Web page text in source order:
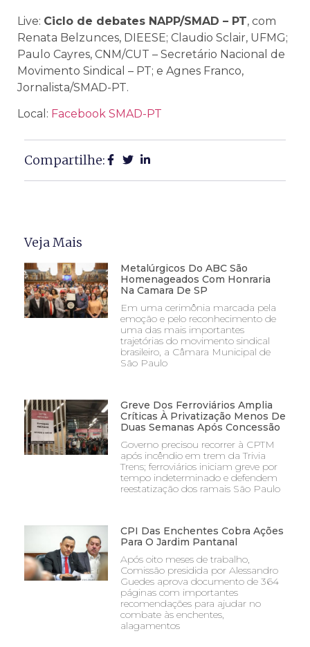
Live: Ciclo de debates NAPP/SMAD – PT, com
Renata Belzunces, DIEESE; Claudio Sclair, UFMG;
Paulo Cayres, CNM/CUT – Secretário Nacional de
Movimento Sindical – PT; e Agnes Franco,
Jornalista/SMAD-PT.
Local: Facebook SMAD-PT
Compartilhe:
Veja Mais
Metalúrgicos Do ABC São
Homenageados Com Honraria
Na Camara De SP
Em uma cerimônia marcada pela
emoção e pelo reconhecimento de
uma das mais importantes
trajetórias do movimento sindical
brasileiro, a Câmara Municipal de
São Paulo
Greve Dos Ferroviários Amplia
Críticas À Privatização Menos De
Duas Semanas Após Concessão
Governo precisou recorrer à CPTM
após incêndio em trem da Trivia
Trens; ferroviários iniciam greve por
tempo indeterminado e defendem
reestatização dos ramais São Paulo
CPI Das Enchentes Cobra Ações
Para O Jardim Pantanal
Após oito meses de trabalho,
Comissão presidida por Alessandro
Guedes aprova documento de 364
páginas com importantes
recomendações para ajudar no
combate às enchentes,
alagamentos